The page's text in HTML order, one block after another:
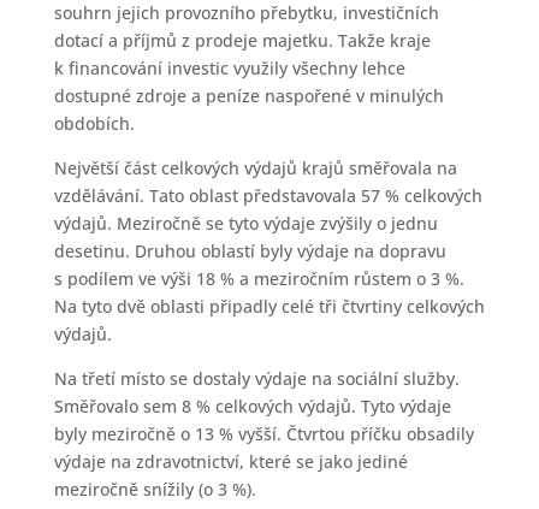
souhrn jejich provozního přebytku, investičních
dotací a příjmů z prodeje majetku. Takže kraje
k financování investic využily všechny lehce
dostupné zdroje a peníze naspořené v minulých
obdobích.
Největší část celkových výdajů krajů směřovala na
vzdělávání. Tato oblast představovala 57 % celkových
výdajů. Meziročně se tyto výdaje zvýšily o jednu
desetinu. Druhou oblastí byly výdaje na dopravu
s podílem ve výši 18 % a meziročním růstem o 3 %.
Na tyto dvě oblasti připadly celé tři čtvrtiny celkových
výdajů.
Na třetí místo se dostaly výdaje na sociální služby.
Směřovalo sem 8 % celkových výdajů. Tyto výdaje
byly meziročně o 13 % vyšší. Čtvrtou příčku obsadily
výdaje na zdravotnictví, které se jako jediné
meziročně snížily (o 3 %).